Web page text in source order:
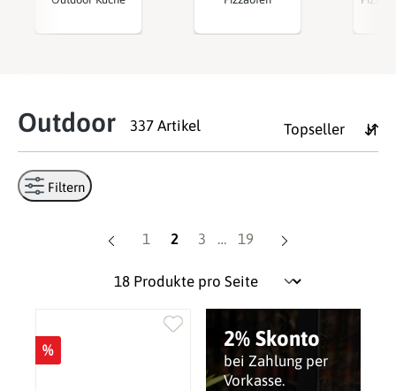
Outdoor 337 Artikel
Filtern
Seite
1 Seite
2 Seite
3 … Seite
19
2% Skonto
bei Zahlung per
Vorkasse.
%